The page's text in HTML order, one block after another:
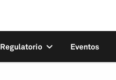
Regulatorio Eventos